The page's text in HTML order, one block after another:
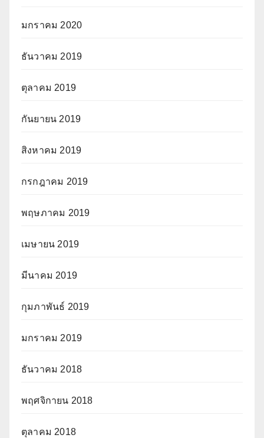
มกราคม 2020
ธันวาคม 2019
ตุลาคม 2019
กันยายน 2019
สิงหาคม 2019
กรกฎาคม 2019
พฤษภาคม 2019
เมษายน 2019
มีนาคม 2019
กุมภาพันธ์ 2019
มกราคม 2019
ธันวาคม 2018
พฤศจิกายน 2018
ตุลาคม 2018